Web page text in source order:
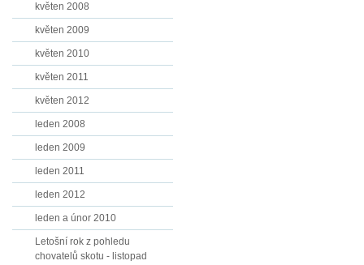
květen 2008
květen 2009
květen 2010
květen 2011
květen 2012
leden 2008
leden 2009
leden 2011
leden 2012
leden a únor 2010
Letošní rok z pohledu
chovatelů skotu - listopad